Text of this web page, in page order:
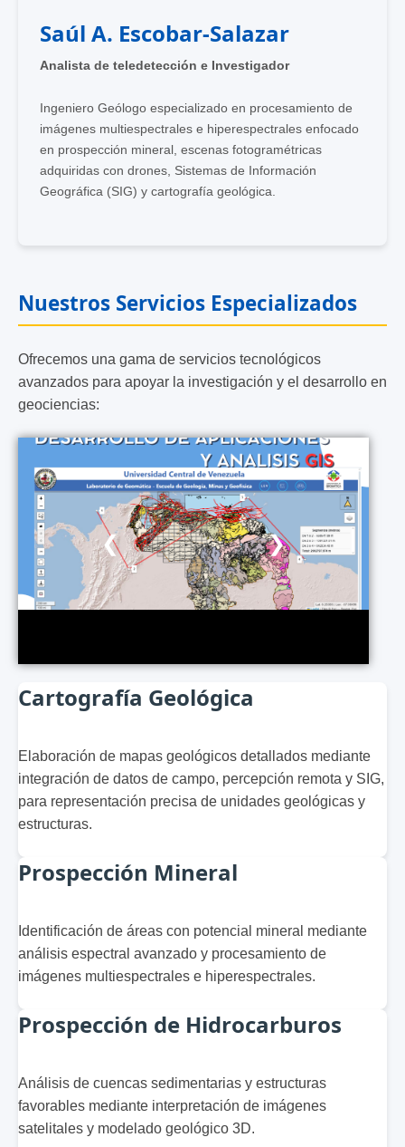
Saúl A. Escobar-Salazar
Analista de teledetección e Investigador
Ingeniero Geólogo especializado en procesamiento de
imágenes multiespectrales e hiperespectrales enfocado
en prospección mineral, escenas fotogramétricas
adquiridas con drones, Sistemas de Información
Geográfica (SIG) y cartografía geológica.
Nuestros Servicios Especializados
Ofrecemos una gama de servicios tecnológicos
avanzados para apoyar la investigación y el desarrollo en
geociencias:
❮ ❯
Cartografía Geológica
Elaboración de mapas geológicos detallados mediante
integración de datos de campo, percepción remota y SIG,
para representación precisa de unidades geológicas y
estructuras.
Prospección Mineral
Identificación de áreas con potencial mineral mediante
análisis espectral avanzado y procesamiento de
imágenes multiespectrales e hiperespectrales.
Prospección de Hidrocarburos
Análisis de cuencas sedimentarias y estructuras
favorables mediante interpretación de imágenes
satelitales y modelado geológico 3D.